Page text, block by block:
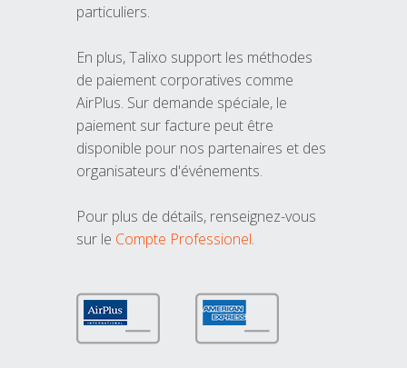
particuliers.
En plus, Talixo support les méthodes
de paiement corporatives comme
AirPlus. Sur demande spéciale, le
paiement sur facture peut être
disponible pour nos partenaires et des
organisateurs d'événements.
Pour plus de détails, renseignez-vous
sur le Compte Professionel.